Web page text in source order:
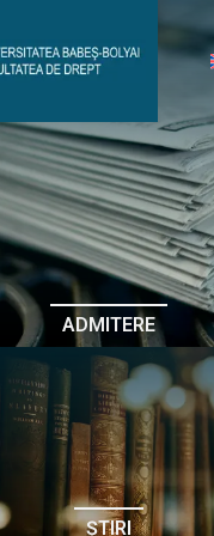
Avizier Studenți
Studii
Admitere
Erasmus & Internațional
Despre Facultate
ADMITERE
ȘTIRI